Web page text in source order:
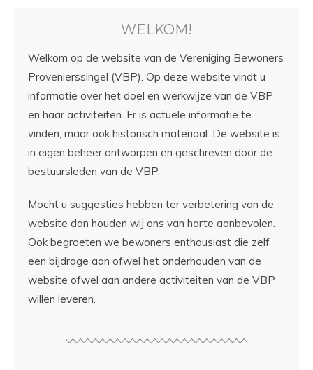
WELKOM!
Welkom op de website van de Vereniging Bewoners
Provenierssingel (VBP). Op deze website vindt u
informatie over het doel en werkwijze van de VBP
en haar activiteiten. Er is actuele informatie te
vinden, maar ook historisch materiaal. De website is
in eigen beheer ontworpen en geschreven door de
bestuursleden van de VBP.
Mocht u suggesties hebben ter verbetering van de
website dan houden wij ons van harte aanbevolen.
Ook begroeten we bewoners enthousiast die zelf
een bijdrage aan ofwel het onderhouden van de
website ofwel aan andere activiteiten van de VBP
willen leveren.